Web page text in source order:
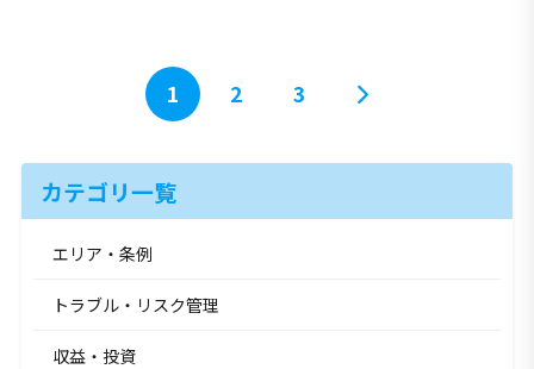
1 2 3
カテゴリ一覧
エリア・条例
トラブル・リスク管理
収益・投資